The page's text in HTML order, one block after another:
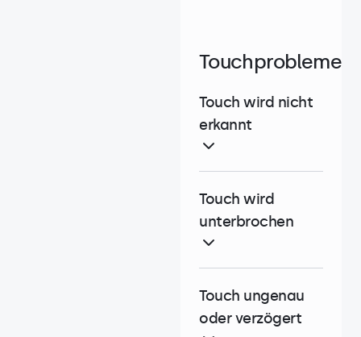
Touchprobleme
Touch wird nicht
erkannt
Touch wird
unterbrochen
Touch ungenau
oder verzögert